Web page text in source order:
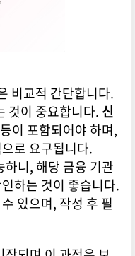
비교적 간단합니다.
것이 중요합니다. 신
등이 포함되어야 하며,
로 요구됩니다.
니, 해당 금융 기관
하는 것이 좋습니다.
있으며, 작성 후 필